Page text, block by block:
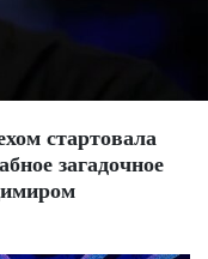
стартовала
загадочное